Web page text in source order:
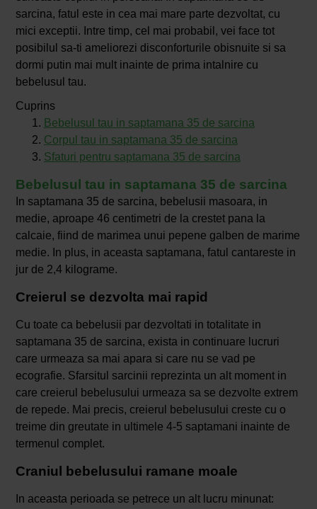
sarcina, fatul este in cea mai mare parte dezvoltat, cu
mici exceptii. Intre timp, cel mai probabil, vei face tot
posibilul sa-ti ameliorezi disconforturile obisnuite si sa
dormi putin mai mult inainte de prima intalnire cu
bebelusul tau.
Cuprins
Bebelusul tau in saptamana 35 de sarcina
Corpul tau in saptamana 35 de sarcina
Sfaturi pentru saptamana 35 de sarcina
Bebelusul tau in saptamana 35 de sarcina
In saptamana 35 de sarcina, bebelusii masoara, in
medie, aproape 46 centimetri de la crestet pana la
calcaie, fiind de marimea unui pepene galben de marime
medie. In plus, in aceasta saptamana, fatul cantareste in
jur de 2,4 kilograme.
Creierul se dezvolta mai rapid
Cu toate ca bebelusii par dezvoltati in totalitate in
saptamana 35 de sarcina, exista in continuare lucruri
care urmeaza sa mai apara si care nu se vad pe
ecografie. Sfarsitul sarcinii reprezinta un alt moment in
care creierul bebelusului urmeaza sa se dezvolte extrem
de repede. Mai precis, creierul bebelusului creste cu o
treime din greutate in ultimele 4-5 saptamani inainte de
termenul complet.
Craniul bebelusului ramane moale
In aceasta perioada se petrece un alt lucru minunat: